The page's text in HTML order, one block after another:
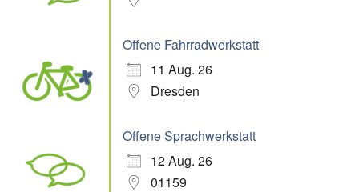
Offene Fahrradwerkstatt
11 Aug. 26
Dresden
Offene Sprachwerkstatt
12 Aug. 26
01159